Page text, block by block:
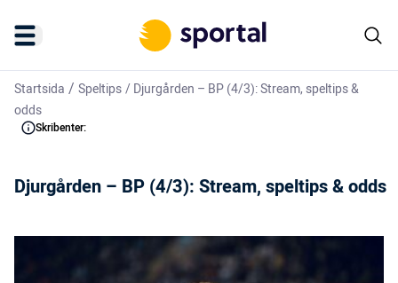
Startsida / Speltips/Djurgården – BP (4/3): Stream, speltips &
odds
Skribenter:
Djurgården – BP (4/3): Stream, speltips & odds